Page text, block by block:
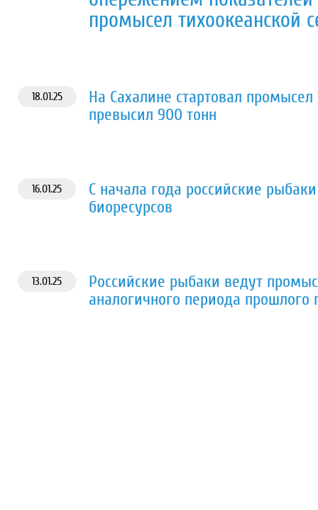
промысел тихоокеанской
18.01.25
На Сахалине стартовал
превысил 900 тонн
16.01.25
С начала года российские
биоресурсов
13.01.25
Российские рыбаки ведут
аналогичного периода прошлого